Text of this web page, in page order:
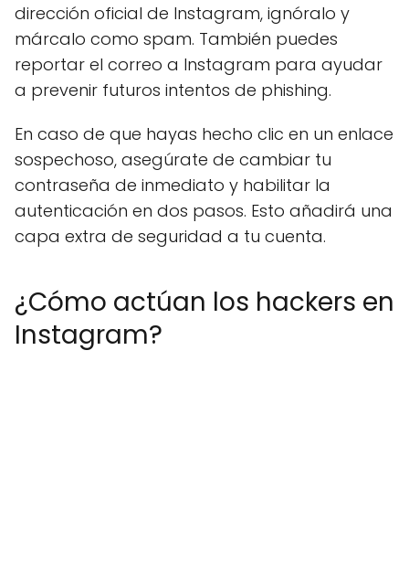
dirección oficial de Instagram, ignóralo y
márcalo como spam. También puedes
reportar el correo a Instagram para ayudar
a prevenir futuros intentos de phishing.
En caso de que hayas hecho clic en un enlace
sospechoso, asegúrate de cambiar tu
contraseña de inmediato y habilitar la
autenticación en dos pasos. Esto añadirá una
capa extra de seguridad a tu cuenta.
¿Cómo actúan los hackers en
Instagram?